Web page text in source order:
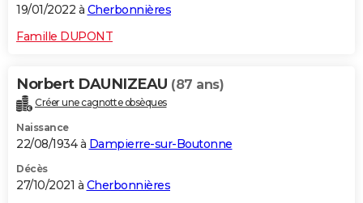
19/01/2022 à Cherbonnières
Famille DUPONT
Norbert DAUNIZEAU (87 ans)
Créer une cagnotte obsèques
Naissance
22/08/1934 à Dampierre-sur-Boutonne
Décès
27/10/2021 à Cherbonnières